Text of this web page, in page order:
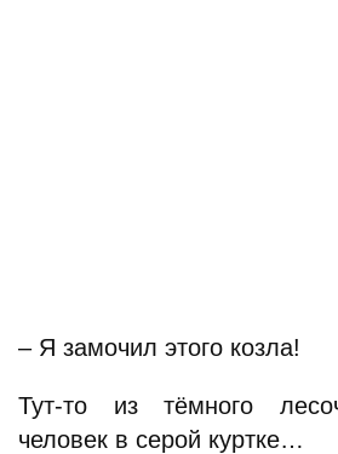
– Я замочил этого козла!
Тут-то из тёмного
человек в серой куртке…